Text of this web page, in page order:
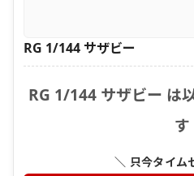
RG 1/144 サザビー
RG 1/144 サザビー は
す
＼ 只今タイム